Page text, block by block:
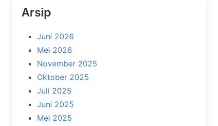
Arsip
Juni 2026
Mei 2026
November 2025
Oktober 2025
Juli 2025
Juni 2025
Mei 2025